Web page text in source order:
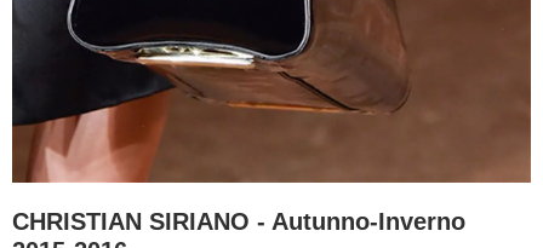
CHRISTIAN SIRIANO - Autunno-Inverno